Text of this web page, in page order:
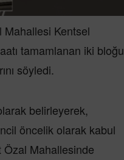
Mahallesi Kentsel
tamamlanan iki bloğu
söyledi.
belirleyerek,
öncelik olarak kabul
Özal Mahallesinde